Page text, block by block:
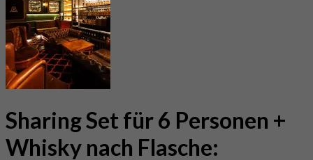
Sharing Set für 6 Personen +
Whisky nach Flasche: